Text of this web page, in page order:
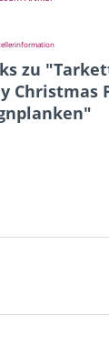
zu
Christmas